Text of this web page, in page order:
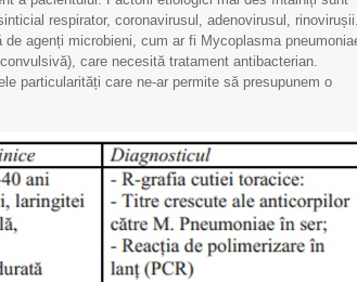
respirator, coronavirusul, adenovirusul, rinovirușii.
agenți microbieni, cum ar fi Mycoplasma
care necesită tratament antibacterian.
particularități care ne-ar permite să presupunem o